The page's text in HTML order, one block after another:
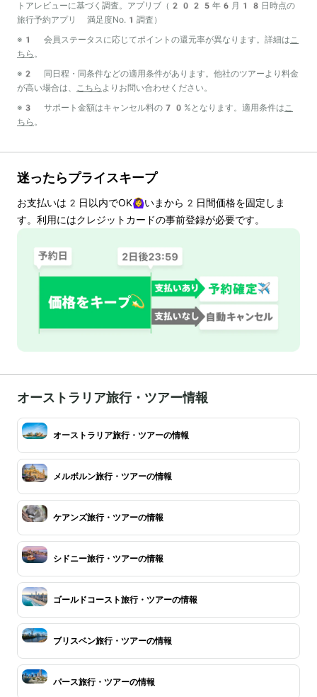
トアレビューに基づく調査。アプリブ（2025年6月18日時点の
旅行予約アプリ 満足度No.1調査）
※1 会員ステータスに応じてポイントの還元率が異なります。詳細はこ
ちら 。
※2 同日程・同条件などの適用条件があります。他社のツアーより料金
が高い場合は、 こちら よりお問い合わせください。
※3 サポート金額はキャンセル料の70%となります。適用条件はこ
ちら 。
迷ったらプライスキープ
お支払いは 2 日以内でOK🙆‍♀️いまから 2 日間価格を固定しま
す。利用にはクレジットカードの事前登録が必要です。
オーストラリア旅行・ツアー情報
オーストラリア旅行・ツアーの情報
メルボルン旅行・ツアーの情報
ケアンズ旅行・ツアーの情報
シドニー旅行・ツアーの情報
ゴールドコースト旅行・ツアーの情報
ブリスベン旅行・ツアーの情報
パース旅行・ツアーの情報